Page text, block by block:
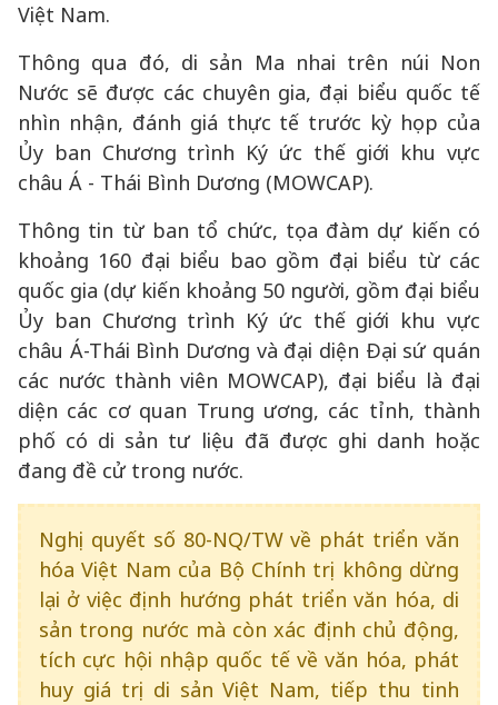
Việt Nam.
Thông qua đó, di sản Ma nhai trên núi Non
Nước sẽ được các chuyên gia, đại biểu quốc tế
nhìn nhận, đánh giá thực tế trước kỳ họp của
Ủy ban Chương trình Ký ức thế giới khu vực
châu Á - Thái Bình Dương (MOWCAP).
Thông tin từ ban tổ chức, tọa đàm dự kiến có
khoảng 160 đại biểu bao gồm đại biểu từ các
quốc gia (dự kiến khoảng 50 người, gồm đại biểu
Ủy ban Chương trình Ký ức thế giới khu vực
châu Á-Thái Bình Dương và đại diện Đại sứ quán
các nước thành viên MOWCAP), đại biểu là đại
diện các cơ quan Trung ương, các tỉnh, thành
phố có di sản tư liệu đã được ghi danh hoặc
đang đề cử trong nước.
Nghị quyết số 80-NQ/TW về phát triển văn
hóa Việt Nam của Bộ Chính trị không dừng
lại ở việc định hướng phát triển văn hóa, di
sản trong nước mà còn xác định chủ động,
tích cực hội nhập quốc tế về văn hóa, phát
huy giá trị di sản Việt Nam, tiếp thu tinh